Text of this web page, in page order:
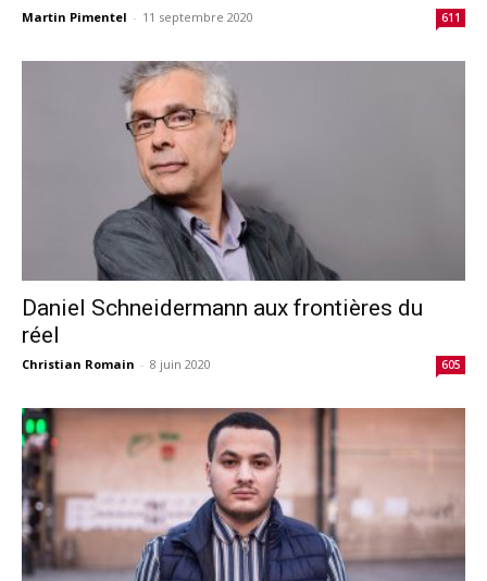
Martin Pimentel - 11 septembre 2020 611
Daniel Schneidermann aux frontières du
réel
Christian Romain - 8 juin 2020 605